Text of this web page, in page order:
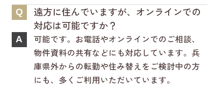
Q
遠方に住んでいますが、オンラインでの
対応は可能ですか？
A
可能です。お電話やオンラインでのご相談、
物件資料の共有などにも対応しています。兵
庫県外からの転勤や住み替えをご検討中の方
にも、多くご利用いただいています。